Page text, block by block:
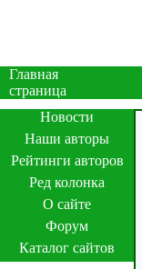
Главная
страница
Новости
Наши авторы
Рейтинги авторов
Ред колонка
О сайте
Форум
Каталог сайтов